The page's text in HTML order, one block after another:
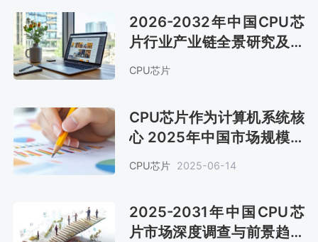
2026-2032年中国CPU芯
片行业产业链全景研究及市
场前景评估报告
CPU芯片
CPU芯片作为计算机系统核
心 2025年中国市场规模约
2484亿元 竞争态势依然激
烈[图]
CPU芯片 2025-06-14
2025-2031年中国CPU芯
片市场深度调查与前景趋势